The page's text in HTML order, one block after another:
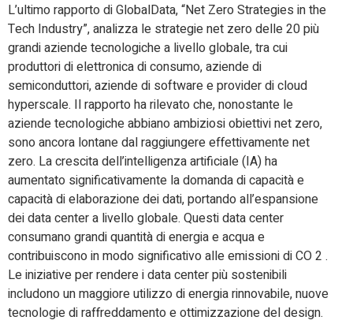
L’ultimo rapporto di GlobalData, “Net Zero Strategies in the
Tech Industry”, analizza le strategie net zero delle 20 più
grandi aziende tecnologiche a livello globale, tra cui
produttori di elettronica di consumo, aziende di
semiconduttori, aziende di software e provider di cloud
hyperscale. Il rapporto ha rilevato che, nonostante le
aziende tecnologiche abbiano ambiziosi obiettivi net zero,
sono ancora lontane dal raggiungere effettivamente net
zero. La crescita dell’intelligenza artificiale (IA) ha
aumentato significativamente la domanda di capacità e
capacità di elaborazione dei dati, portando all’espansione
dei data center a livello globale. Questi data center
consumano grandi quantità di energia e acqua e
contribuiscono in modo significativo alle emissioni di CO 2 .
Le iniziative per rendere i data center più sostenibili
includono un maggiore utilizzo di energia rinnovabile, nuove
tecnologie di raffreddamento e ottimizzazione del design.